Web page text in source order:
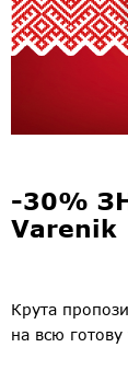
-30%
Varenik
Крута
на всю